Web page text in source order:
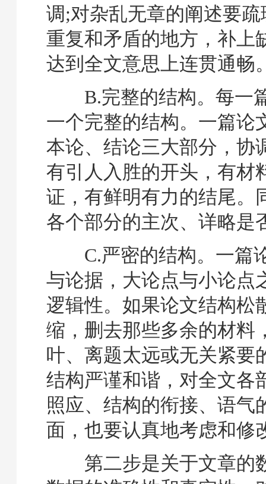
调;对杂乱无章的阐述要
重复和矛盾的地方，补上
达到全文意思上连贯通畅
B.完整的结构。每一
一个完整的结构。一篇论
本论、结论三大部分，协
有引人入胜的开头，有材
证，有鲜明有力的结尾。
各个部分的主次、详略是
C.严密的结构。一篇
与论据，大论点与小论点
逻辑性。如果论文结构松
缩，删去那些多余的材料
叶、离题太远或无关紧要
结构严谨和谐，对全文各
照应、结构的衔接、语气
面，也要认真地考虑和修
第二步是关于文章的